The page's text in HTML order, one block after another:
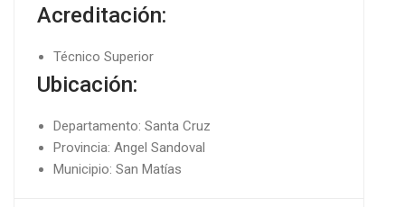
Acreditación:
Técnico Superior
Ubicación:
Departamento: Santa Cruz
Provincia: Angel Sandoval
Municipio: San Matías